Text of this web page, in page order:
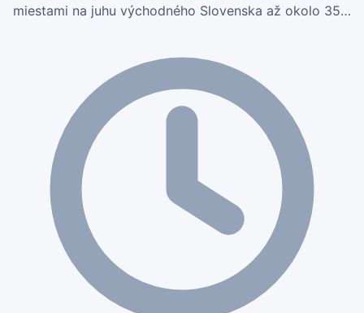
miestami na juhu východného Slovenska až okolo 35